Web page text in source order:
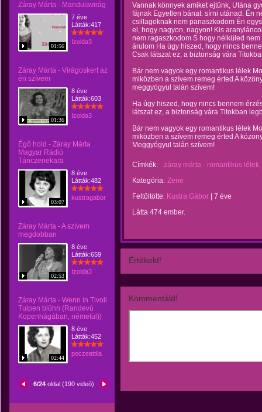
Záray Márta - Mandulavirág
01:56
7 éve
Látták:417
Izolda3
Záray Márta - Virágoskert az
én szívem
01:36
8 éve
Látták:603
Izolda3
Égő hold - Záray Márta
Magyar Rádió
Tánczenekara
03:07
8 éve
Látták:482
kustragabor
Záray Márta - A szívem
megdobban
02:53
8 éve
Látták:659
Izolda3
Záray Márta - Wenn in Tivoli
Tulpen blühn (Randevú
Kopenhágában, németül))
02:44
8 éve
Látták:452
poczeattila
6/24 oldal (190 videó)
Vannak könnyek amiket ejtünk, Utána
fájnak Egyetlen bánat: sírni utánad. Én
csillagoknak nem panaszkodom Én
el, hogy nagyon, nagyon! Kis
nem ragaszkodom S hogy nélküled
árulom Ha úgy hiszed, hogy nincs
Csak látszat ez, a biztonság vára
Bár nem vagyok egy romantikus lélek
miközben a szívem remeg érted A
meggyógyul talán szívem!
Ha úgy hiszed, hogy nincs bennem
látszat ez, a biztonság vára Titokban
Bár nem vagyok egy romantikus lélek
miközben a szívem remeg érted A
Meggyógyul talán szívem!
Címkék:
záray márta - romantikus lélek
Kategória: Zene
Feltöltötte: Kustra Gábor
7 éve
Látta 474 ember.
Értékeld!
Kommentáld!